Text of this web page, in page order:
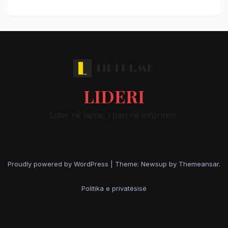
LIDERI
Lider në lajme, i pari në informim.
Proudly powered by WordPress Theme: Newsup by Themeansar.
Politika e privatësisë